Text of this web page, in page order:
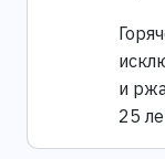
и
25